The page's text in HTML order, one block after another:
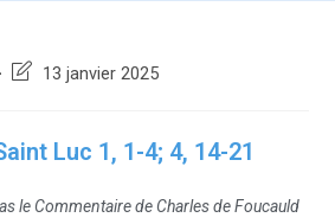
13 janvier 2025
Luc 1, 1-4; 4, 14-21
le Commentaire de Charles de Foucauld